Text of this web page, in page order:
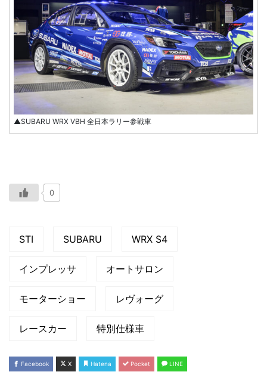
▲SUBARU WRX VBH 全日本ラリー参戦車
0
STI SUBARU WRX S4
インプレッサ オートサロン
モーターショー レヴォーグ
レースカー 特別仕様車
Facebook X Hatena Pocket LINE